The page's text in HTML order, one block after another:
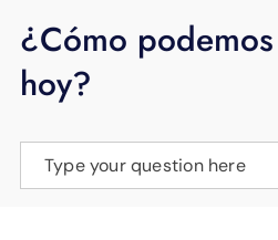
BLOG
APOYO
¿Cómo
hoy?
Type your question here